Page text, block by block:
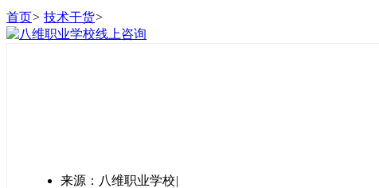
首页> 技术干货>
来源：八维职业学校|